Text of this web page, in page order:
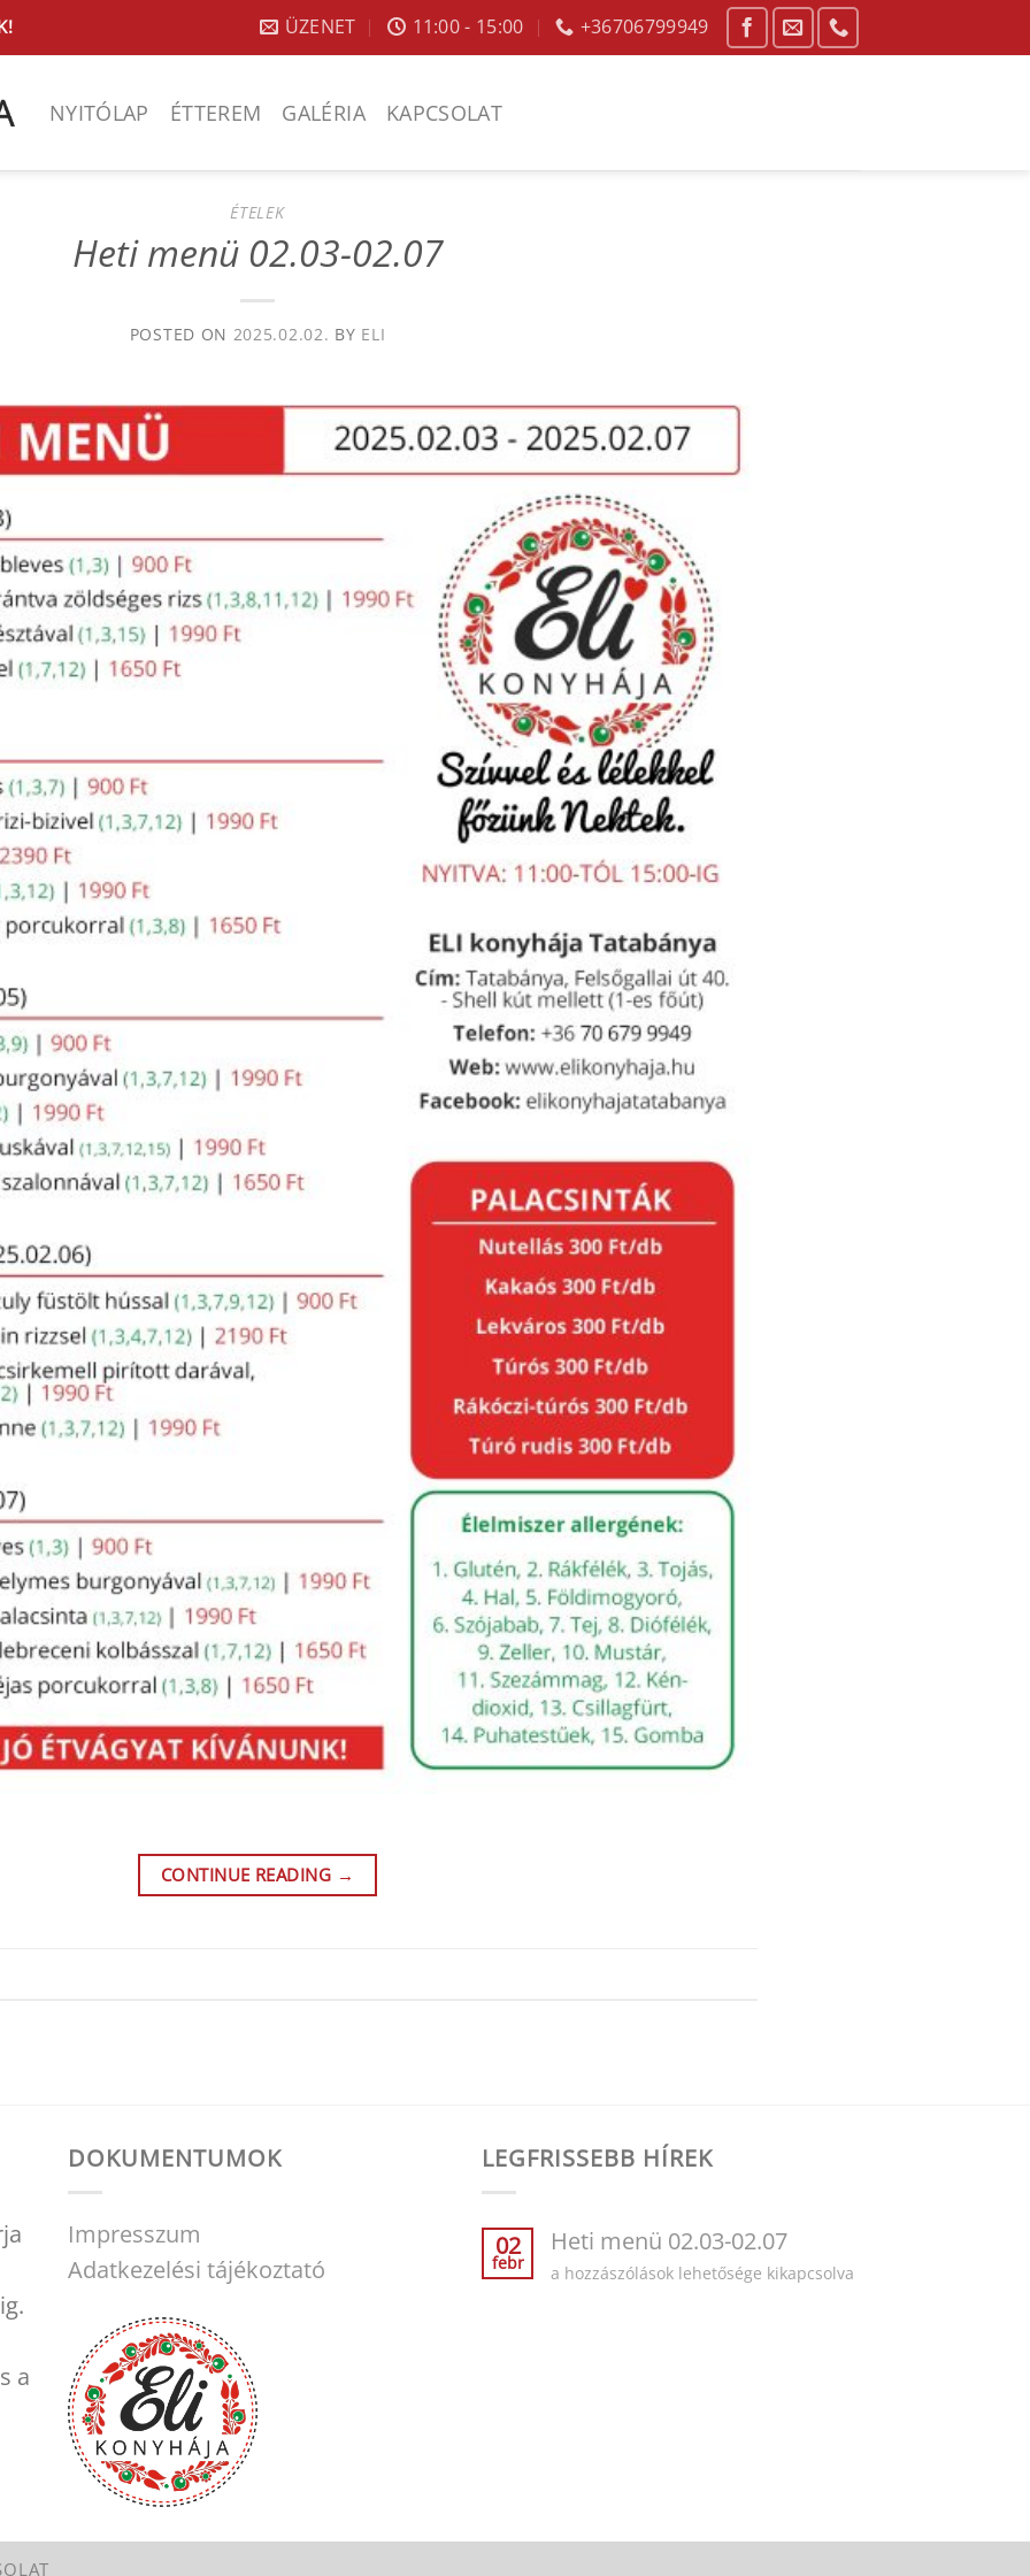
ÜZENET 11:00 - 15:00 +36706799949
NYITÓLAP ÉTTEREM GALÉRIA KAPCSOLAT
ÉTELEK
Heti menü 02.03-02.07
POSTED ON 2025.02.02. BY ELI
CONTINUE READING →
a
DOKUMENTUMOK
Impresszum
Adatkezelési tájékoztató
LEGFRISSEBB HÍREK
02
febr
Heti menü 02.03-02.07
Heti
a hozzászólások lehetősége kikapcsolva